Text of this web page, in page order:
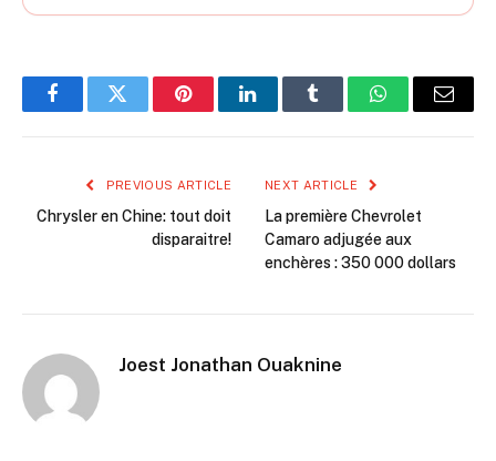
FacebookTwitter PinterestLinkedInTumblr WhatsAppEmail
PREVIOUS ARTICLE
Chrysler en Chine: tout doit
disparaitre!
NEXT ARTICLE
La première Chevrolet
Camaro adjugée aux
enchères : 350 000 dollars
Joest Jonathan Ouaknine